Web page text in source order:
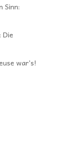
Sinn:
Die
war’s!